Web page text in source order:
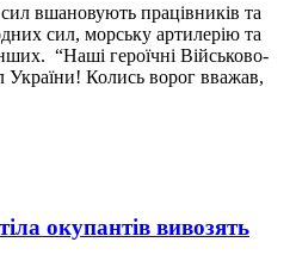
вшановують працівників та
сил, морську артилерію та
“Наші героїчні Військово-
Колись ворог вважав,
окупантів вивозять